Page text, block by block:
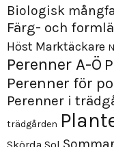
Biologisk
Färg- och
Höst Marktäckare
Perenner A-Ö
Perenner för
Perenner i
trädgården
Sommar